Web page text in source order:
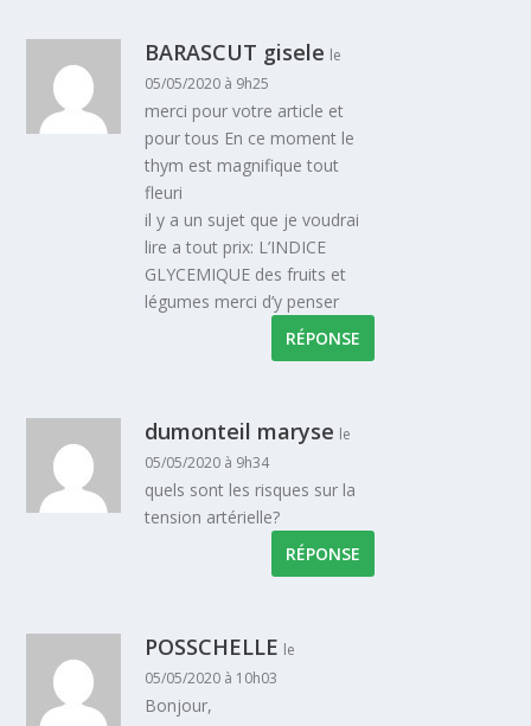
BARASCUT gisele le
05/05/2020 à 9h25
merci pour votre article et
pour tous En ce moment le
thym est magnifique tout
fleuri
il y a un sujet que je voudrai
lire a tout prix: L’INDICE
GLYCEMIQUE des fruits et
légumes merci d’y penser
RÉPONSE
dumonteil maryse le
05/05/2020 à 9h34
quels sont les risques sur la
tension artérielle?
RÉPONSE
POSSCHELLE le
05/05/2020 à 10h03
Bonjour,